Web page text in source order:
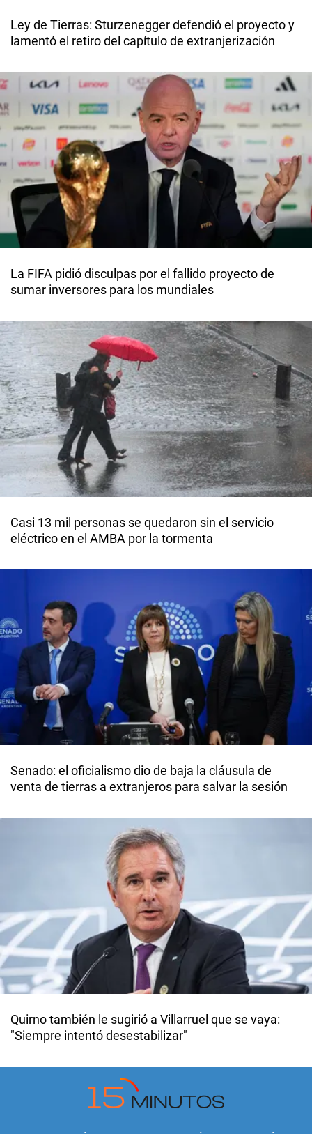
Ley de Tierras: Sturzenegger defendió el proyecto y
lamentó el retiro del capítulo de extranjerización
La FIFA pidió disculpas por el fallido proyecto de
sumar inversores para los mundiales
Casi 13 mil personas se quedaron sin el servicio
eléctrico en el AMBA por la tormenta
Senado: el oficialismo dio de baja la cláusula de
venta de tierras a extranjeros para salvar la sesión
Quirno también le sugirió a Villarruel que se vaya:
"Siempre intentó desestabilizar"